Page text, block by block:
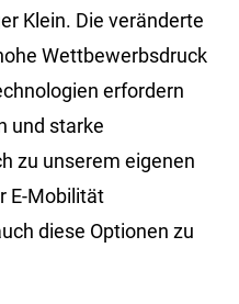
Klein. Die veränderte
Wettbewerbsdruck
erfordern
und starke
zu unserem eigenen
E-Mobilität
diese Optionen zu